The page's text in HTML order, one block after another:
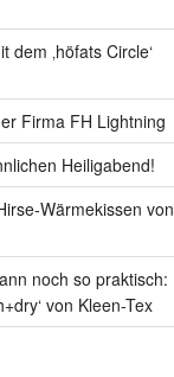
dem ‚höfats Circle‘
Firma FH Lightning
Heiligabend!
Wärmekissen von
noch so praktisch:
von Kleen-Tex